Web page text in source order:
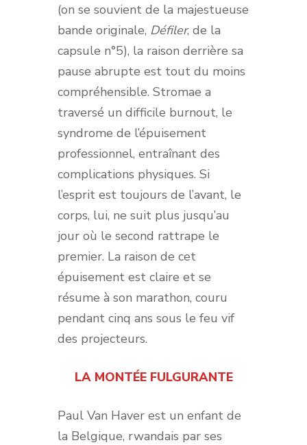
(on se souvient de la majestueuse
bande originale, Défiler, de la
capsule n°5), la raison derrière sa
pause abrupte est tout du moins
compréhensible. Stromae a
traversé un difficile burnout, le
syndrome de l’épuisement
professionnel, entraînant des
complications physiques. Si
l’esprit est toujours de l’avant, le
corps, lui, ne suit plus jusqu’au
jour où le second rattrape le
premier. La raison de cet
épuisement est claire et se
résume à son marathon, couru
pendant cinq ans sous le feu vif
des projecteurs.
LA MONTÉE FULGURANTE
Paul Van Haver est un enfant de
la Belgique, rwandais par ses